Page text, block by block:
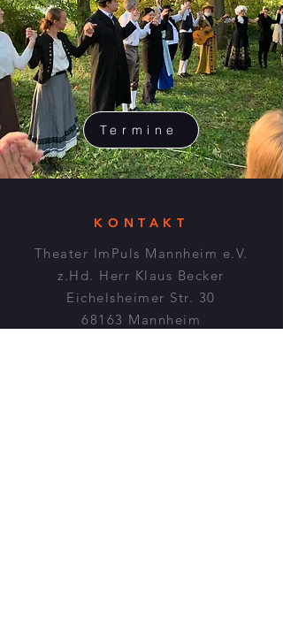
Termine
KONTAKT
Theater ImPuls Mannheim e.V.
z.Hd. Herr Klaus Becker
Eichelsheimer Str. 30
68163 Mannheim